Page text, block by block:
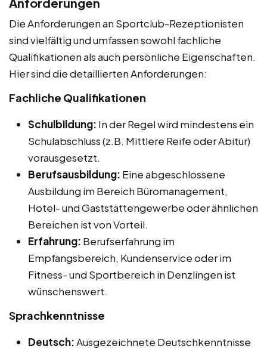
Die Anforderungen an Sportclub-Rezeptionisten
sind vielfältig und umfassen sowohl fachliche
Qualifikationen als auch persönliche Eigenschaften.
Hier sind die detaillierten Anforderungen:
Fachliche Qualifikationen
Schulbildung: In der Regel wird mindestens ein
Schulabschluss (z.B. Mittlere Reife oder Abitur)
vorausgesetzt.
Berufsausbildung: Eine abgeschlossene
Ausbildung im Bereich Büromanagement,
Hotel- und Gaststättengewerbe oder ähnlichen
Bereichen ist von Vorteil.
Erfahrung: Berufserfahrung im
Empfangsbereich, Kundenservice oder im
Fitness- und Sportbereich in Denzlingen ist
wünschenswert.
Sprachkenntnisse
Deutsch:Ausgezeichnete Deutschkenntnisse